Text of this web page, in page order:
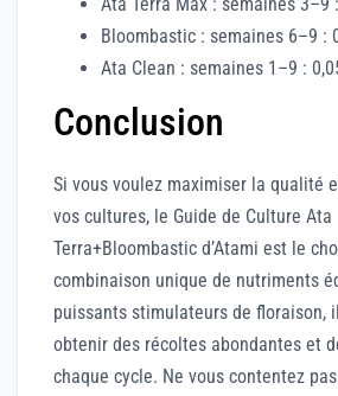
Bloombastic : semaines 6–9 :
Ata Clean : semaines 1–9 :
Conclusion
Si vous voulez maximiser la qualité
vos cultures, le Guide de Culture Ata
Terra+Bloombastic d’Atami est le
combinaison unique de nutriments
puissants stimulateurs de floraison,
obtenir des récoltes abondantes et
chaque cycle. Ne vous contentez